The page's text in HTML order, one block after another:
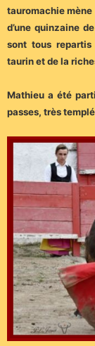
tauromachie mène
d’une quinzaine
sont tous repartis
taurin et de la
Mathieu a été
passes, très